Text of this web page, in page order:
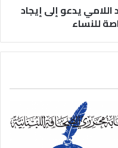
يدعو إلى إيجاد
للنساء